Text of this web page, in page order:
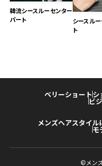
韓流シースルーセンター
パート
シースル
ト
ベリーショートシ
ビ
メンズヘアスタイル
モ
©メン